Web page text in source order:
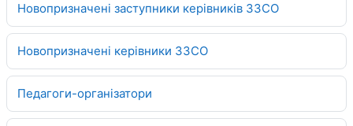
Новопризначені заступники керівників ЗЗСО
Новопризначені керівники ЗЗСО
Педагоги-організатори